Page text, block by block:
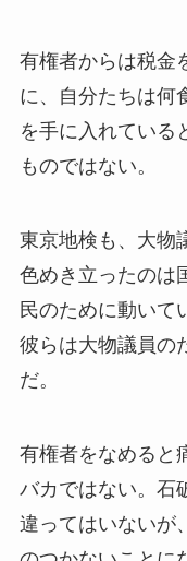
有権者からは税金
に、自分たちは何
を手に入れている
ものではない。
東京地検も、大物
色めき立ったのは
民のために動いて
彼らは大物議員の
だ。
有権者をなめると
バカではない。石
違ってはいないが